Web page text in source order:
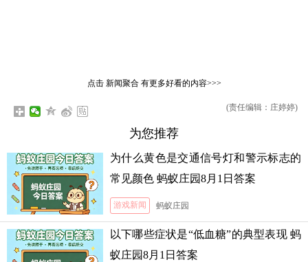
点击 新闻聚合有更多好看的内容>>>
(责任编辑：庄婷婷)
为您推荐
为什么黄色是交通信号灯和警示标志的
常见颜色 蚂蚁庄园8月1日答案
游戏新闻 蚂蚁庄园
以下哪些症状是“低血糖”的典型表现 蚂
蚁庄园8月1日答案